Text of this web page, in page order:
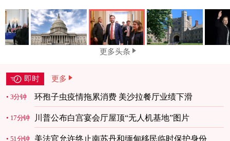
更多头条
即时 更多
3分钟 环孢子虫疫情拖累消费 美沙拉餐厅业绩下滑
17分钟 川普公布白宫宴会厅屋顶“无人机基地”图片
51分钟 美法官允许终止南苏丹和缅甸移民临时保护身份